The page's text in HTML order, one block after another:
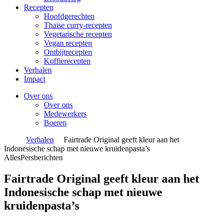
Recepten
Hoofdgerechten
Thaise curry-recepten
Vegetarische recepten
Vegan recepten
Ontbijtrecepten
Koffierecepten
Verhalen
Impact
Over ons
Over ons
Medewerkers
Boeren
Verhalen
Fairtrade Original geeft kleur aan het
Indonesische schap met nieuwe kruidenpasta’s
AllesPersberichten
Fairtrade Original geeft kleur aan het
Indonesische schap met nieuwe
kruidenpasta’s